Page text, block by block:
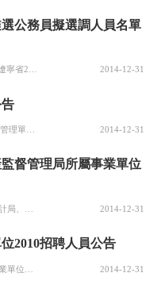
公務員擬選調人員名單
NewsContent"公務員考試信息網提醒您關注：遼寧省2010年省政府部分機關公開遴選公務員擬選調人員名單公示公告根據《2010年省政府部分機關公開遴選公務員工作實施方案監督舉報電話：遼寧省公務員局，024—23448317。附表：遼寧省2010年省政府部分機關公開遴選公務員擬選調人員名單.xls遼寧省公務員局二○一○年十一月八日 2014-12-31
2014-12-31
督管理局所屬事業單位
2014-12-31
2010招聘人員公告
2014-12-31